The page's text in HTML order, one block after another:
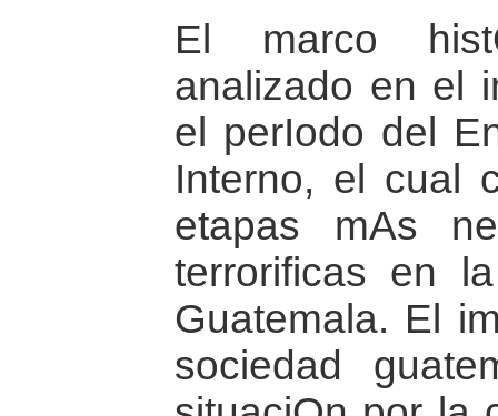
El marco
analizado en el
el perIodo del
Interno, el cual
etapas mAs
terrorificas en
Guatemala. El
sociedad